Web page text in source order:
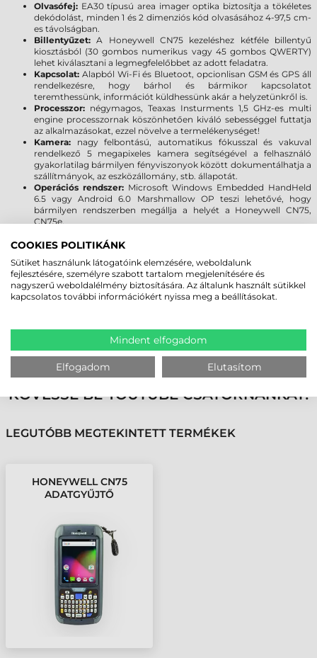
Olvasófej: EA30 típusú area imager optika biztosítja a tökéletes
dekódolást, minden 1 és 2 dimenziós kód olvasásához 4-97,5 cm-
es távolságban.
Billentyűzet:A Honeywell CN75 kezeléshez kétféle billentyű
kiosztásból (30 gombos numerikus vagy 45 gombos QWERTY)
lehet kiválasztani a legmegfelelőbbet az adott feladatra.
Kapcsolat: Alapból Wi-Fi és Bluetoot, opcionlisan GSM és GPS áll
rendelkezésre, hogy bárhol és bármikor kapcsolatot
teremthessünk, információt küldhessünk akár a helyzetünkről is.
Processzor: négymagos, Teaxas Insturments 1,5 GHz-es multi
engine processzornak köszönhetően kiváló sebességgel futtatja
az alkalmazásokat, ezzel növelve a termelékenységet!
Kamera: nagy felbontású, automatikus fókusszal és vakuval
rendelkező 5 megapixeles kamera segítségével a felhasználó
gyakorlatilag bármilyen fényviszonyok között dokumentálhatja a
szállítmányok, az eszközállomány, stb. állapotát.
Operációs rendszer: Microsoft Windows Embedded HandHeld
6.5 vagy Android 6.0 Marshmallow OP teszi lehetővé, hogy
bármilyen rendszerben megállja a helyét a Honeywell CN75,
CN75e.
magasságból, amely megfelel a MIL-STD 810G szabványnak és
méteres esés után (IEC 600668-2-32 szabvány). Magas szintű
védelem a por és fröccsenő folyadékok ellen, továbbá az extrém
hőmérséklet (-20°C - +60°C) sem okozhat kárt az adatgyűjtőben
MEGBÍZHAT BENNÜNK! ISMERJE MEG
VÁSÁRLÓINK VÉLEMÉNYÉT
KÖVESSE BE YOUTUBE CSATORNÁNKAT!
LEGUTÓBB MEGTEKINTETT TERMÉKEK
HONEYWELL CN75
ADATGYŰJTŐ
COOKIES POLITIKÁNK
Sütiket használunk látogatóink elemzésére, weboldalunk
fejlesztésére, személyre szabott tartalom megjelenítésére és
nagyszerű weboldalélmény biztosítására. Az általunk használt sütikkel
kapcsolatos további információkért nyissa meg a beállításokat.
Mindent elfogadom
Elfogadom Elutasítom